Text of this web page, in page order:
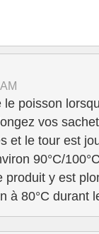
poisson
vos
et le tour est
90°C/
y est
à 80°C durant